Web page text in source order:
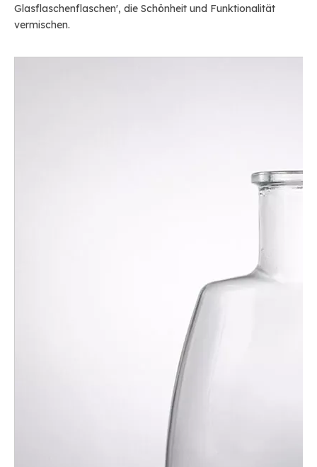
Glasflaschenflaschen', die Schönheit und Funktionalität
vermischen.